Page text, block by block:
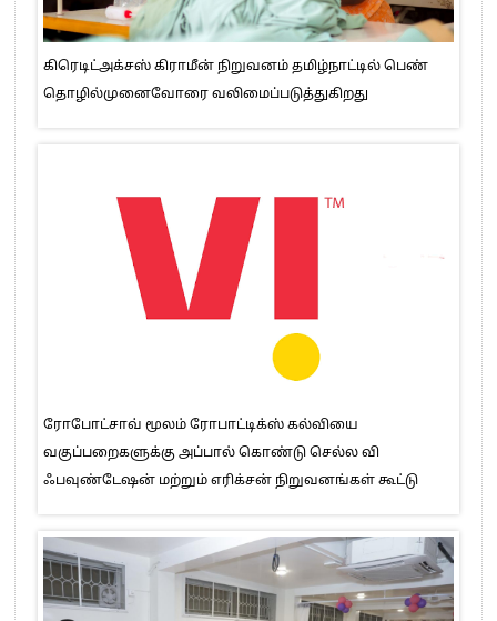
கிரெடிட்அக்சஸ் கிராமீன் நிறுவனம் தமிழ்நாட்டில் பெண்
தொழில்முனைவோரை வலிமைப்படுத்துகிறது
ரோபோட்சாவ் மூலம் ரோபாட்டிக்ஸ் கல்வியை
வகுப்பறைகளுக்கு அப்பால் கொண்டு செல்ல வி
ஃபவுண்டேஷன் மற்றும் எரிக்சன் நிறுவனங்கள் கூட்டு